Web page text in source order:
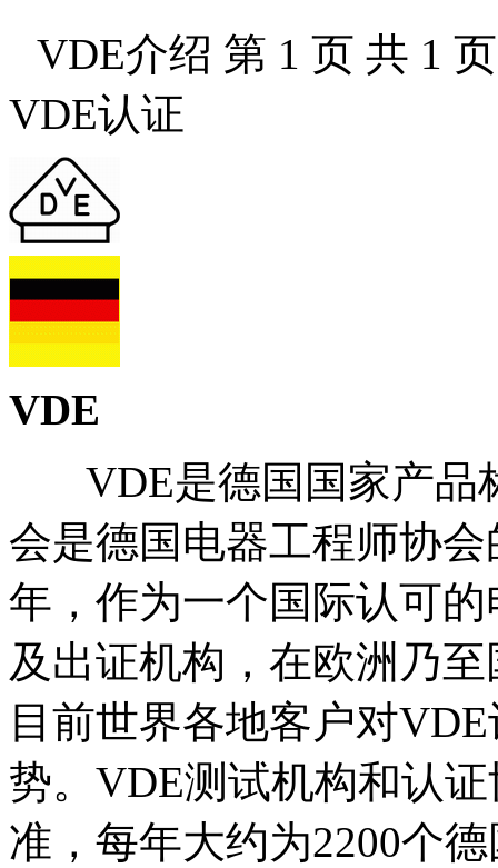
VDE介绍 第 1 页 共 1 页
VDE认证
VDE
VDE是德国国家产品
会是德国电器工程师协
年，作为一个国际认可
及出证机构，在欧洲乃
目前世界各地客户对
势。VDE测试机构和认
准，每年大约为2200个